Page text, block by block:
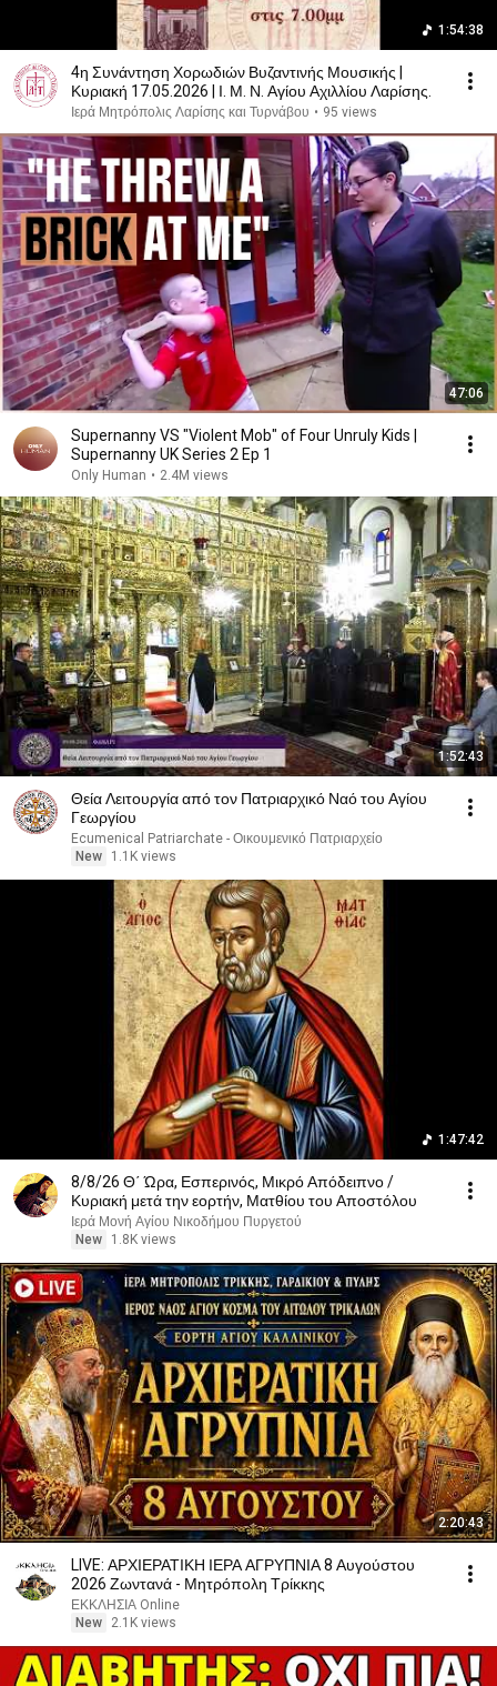
1:54:38
4η Συνάντηση Χορωδιών Βυζαντινής Μουσικής |
Κυριακή 17.05.2026 | Ι. Μ. Ν. Αγίου Αχιλλίου Λαρίσης.
Ιερά Μητρόπολις Λαρίσης και Τυρνάβου • 95 views
47:06
Supernanny VS "Violent Mob" of Four Unruly Kids |
Supernanny UK Series 2 Ep 1
Only Human • 2.4M views
1:52:43
Θεία Λειτουργία από τον Πατριαρχικό Ναό του Αγίου
Γεωργίου
Ecumenical Patriarchate - Οικουμενικό Πατριαρχείο
New
1.1K views
1:47:42
8/8/26 Θ΄ Ώρα, Εσπερινός, Μικρό Απόδειπνο /
Κυριακή μετά την εορτήν, Ματθίου του Αποστόλου
Ιερά Μονή Αγίου Νικοδήμου Πυργετού
New
1.8K views
2:20:43
LIVE: ΑΡΧΙΕΡΑΤΙΚΗ ΙΕΡΑ ΑΓΡΥΠΝΙΑ 8 Αυγούστου
2026 Ζωντανά - Μητρόπολη Τρίκκης
ΕΚΚΛΗΣΙΑ Online
New
2.1K views